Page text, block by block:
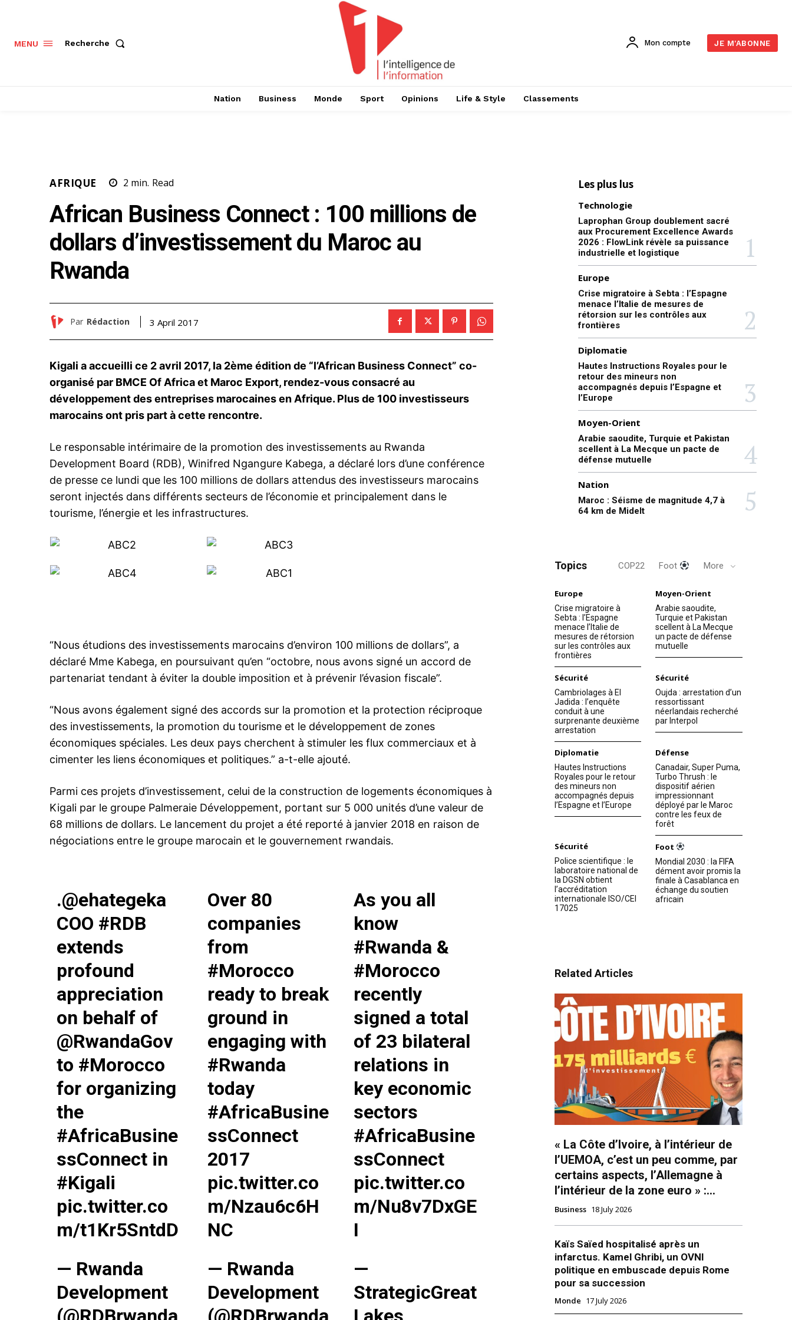
le1.ma
l'intelligence de
l'information
Insight Publications
MENU Recherche Mon compte JE M'ABONNE
Nation Business Monde Sport Opinions Life & Style Classements
AFRIQUE 2 min. Read
African Business Connect : 100 millions de
dollars d’investissement du Maroc au
Rwanda
Par Rédaction 3 April 2017
Kigali a accueilli ce 2 avril 2017, la 2ème édition de “l’African Business Connect” co-
organisé par BMCE Of Africa et Maroc Export, rendez-vous consacré au
développement des entreprises marocaines en Afrique. Plus de 100 investisseurs
marocains ont pris part à cette rencontre.
Le responsable intérimaire de la promotion des investissements au Rwanda
Development Board (RDB), Winifred Ngangure Kabega, a déclaré lors d’une conférence
de presse ce lundi que les 100 millions de dollars attendus des investisseurs marocains
seront injectés dans différents secteurs de l’économie et principalement dans le
tourisme, l’énergie et les infrastructures.
“Nous étudions des investissements marocains d’environ 100 millions de dollars”, a
déclaré Mme Kabega, en poursuivant qu’en “octobre, nous avons signé un accord de
partenariat tendant à éviter la double imposition et à prévenir l’évasion fiscale”.
“Nous avons également signé des accords sur la promotion et la protection réciproque
des investissements, la promotion du tourisme et le développement de zones
économiques spéciales. Les deux pays cherchent à stimuler les flux commerciaux et à
cimenter les liens économiques et politiques.” a-t-elle ajouté.
Parmi ces projets d’investissement, celui de la construction de logements économiques à
Kigali par le groupe Palmeraie Développement, portant sur 5 000 unités d’une valeur de
68 millions de dollars. Le lancement du projet a été reporté à janvier 2018 en raison de
négociations entre le groupe marocain et le gouvernement rwandais.
.@ehategeka
COO #RDB
extends
profound
appreciation
on behalf of
@RwandaGov
to #Morocco
for organizing
the
#AfricaBusine
ssConnectin
#Kigali
pic.twitter.co
m/t1Kr5SntdD
— Rwanda
Development
As you all
know
#Rwanda &
#Morocco
recently
signed a total
of 23 bilateral
relations in
key economic
sectors
#AfricaBusine
ssConnect
pic.twitter.co
m/Nu8v7DxGE
I
—
StrategicGreat
Over 80
companies
from
#Morocco
ready to break
ground in
engaging with
#Rwanda
today
#AfricaBusine
ssConnect
2017
pic.twitter.co
m/Nzau6c6H
NC
— Rwanda
Development
Les plus lus
Technologie
Laprophan Group doublement sacré
aux Procurement Excellence Awards
2026 : FlowLink révèle sa puissance
industrielle et logistique
Europe
Crise migratoire à Sebta : l’Espagne
menace l’Italie de mesures de
rétorsion sur les contrôles aux
frontières
Diplomatie
Hautes Instructions Royales pour le
retour des mineurs non
accompagnés depuis l’Espagne et
l’Europe
Moyen-Orient
Arabie saoudite, Turquie et Pakistan
scellent à La Mecque un pacte de
défense mutuelle
Nation
Maroc : Séisme de magnitude 4,7 à
64 km de Midelt
Topics COP22 Foot More
Europe
Crise migratoire à
Sebta : l’Espagne
menace l’Italie de
mesures de rétorsion
sur les contrôles aux
frontières
Moyen-Orient
Arabie saoudite,
Turquie et Pakistan
scellent à La Mecque
un pacte de défense
mutuelle
Sécurité
Cambriolages à El
Jadida : l’enquête
conduit à une
surprenante deuxième
arrestation
Sécurité
Oujda : arrestation d’un
ressortissant
néerlandais recherché
par Interpol
Diplomatie
Hautes Instructions
Royales pour le retour
des mineurs non
accompagnés depuis
l’Espagne et l’Europe
Défense
Canadair, Super Puma,
Turbo Thrush : le
dispositif aérien
impressionnant
déployé par le Maroc
contre les feux de
forêt
Sécurité
Police scientifique : le
laboratoire national de
la DGSN obtient
l’accréditation
internationale ISO/CEI
17025
Foot
Mondial 2030 : la FIFA
dément avoir promis la
finale à Casablanca en
échange du soutien
africain
Related Articles
« La Côte d’Ivoire, à l’intérieur de
l’UEMOA, c’est un peu comme, par
certains aspects, l’Allemagne à
l’intérieur de la zone euro » :...
Business 18 July 2026
Kaïs Saïed hospitalisé après un
infarctus. Kamel Ghribi, un OVNI
politique en embuscade depuis Rome
pour sa succession
Monde 17 July 2026